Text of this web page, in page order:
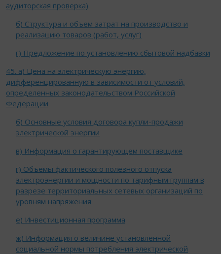
аудиторская проверка)
б) Структура и объем затрат на производство и
реализацию товаров (работ, услуг)
г) Предложение по установлению сбытовой надбавки
45. а) Цена на электрическую энергию,
дифференцированную в зависимости от условий,
определенных законодательством Российской
Федерации
б) Основные условия договора купли-продажи
электрической энергии
в) Информация о гарантирующем поставщике
г) Объемы фактического полезного отпуска
электроэнергии и мощности по тарифным группам в
разрезе территориальных сетевых организаций по
уровням напряжения
e) Инвестиционная программа
ж) Информация о величине установленной
социальной нормы потребления электрической